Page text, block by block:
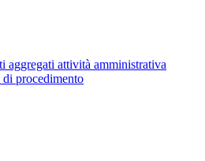
aggregati attività amministrativa
procedimento